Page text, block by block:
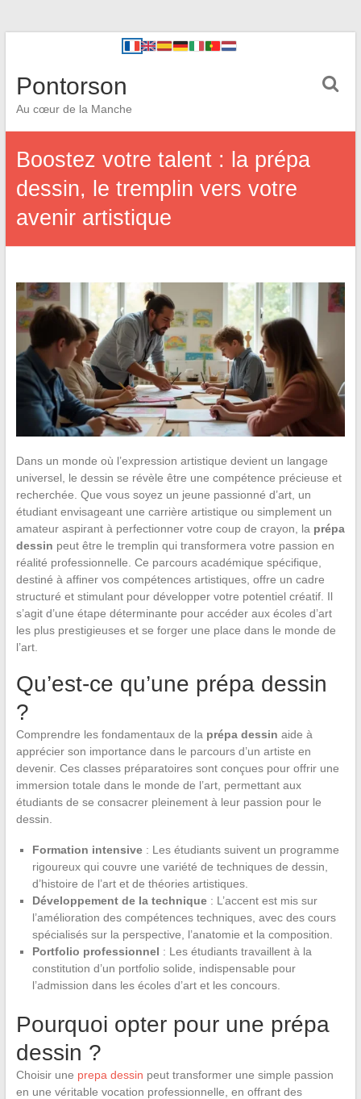
Pontorson
Au cœur de la Manche
Boostez votre talent : la prépa
dessin, le tremplin vers votre
avenir artistique
Dans un monde où l’expression artistique devient un langage
universel, le dessin se révèle être une compétence précieuse et
recherchée. Que vous soyez un jeune passionné d’art, un
étudiant envisageant une carrière artistique ou simplement un
amateur aspirant à perfectionner votre coup de crayon, la prépa
dessin peut être le tremplin qui transformera votre passion en
réalité professionnelle. Ce parcours académique spécifique,
destiné à affiner vos compétences artistiques, offre un cadre
structuré et stimulant pour développer votre potentiel créatif. Il
s’agit d’une étape déterminante pour accéder aux écoles d’art
les plus prestigieuses et se forger une place dans le monde de
l’art.
Qu’est-ce qu’une prépa dessin
?
Comprendre les fondamentaux de la prépa dessin aide à
apprécier son importance dans le parcours d’un artiste en
devenir. Ces classes préparatoires sont conçues pour offrir une
immersion totale dans le monde de l’art, permettant aux
étudiants de se consacrer pleinement à leur passion pour le
dessin.
Formation intensive: Les étudiants suivent un programme
rigoureux qui couvre une variété de techniques de dessin,
d’histoire de l’art et de théories artistiques.
Développement de la technique: L’accent est mis sur
l’amélioration des compétences techniques, avec des cours
spécialisés sur la perspective, l’anatomie et la composition.
Portfolio professionnel : Les étudiants travaillent à la
constitution d’un portfolio solide, indispensable pour
l’admission dans les écoles d’art et les concours.
Pourquoi opter pour une prépa
dessin ?
Choisir une prepa dessin peut transformer une simple passion
en une véritable vocation professionnelle, en offrant des